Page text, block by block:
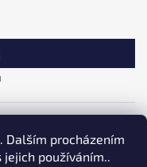
Dalším procházením
používáním..
Facebook